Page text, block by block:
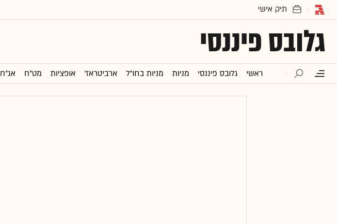
גלובס פיננסי
ראשי גלובס פיננסי מניות מניות בחו"ל ארביטראז' אופציות מט"ח אג"ח